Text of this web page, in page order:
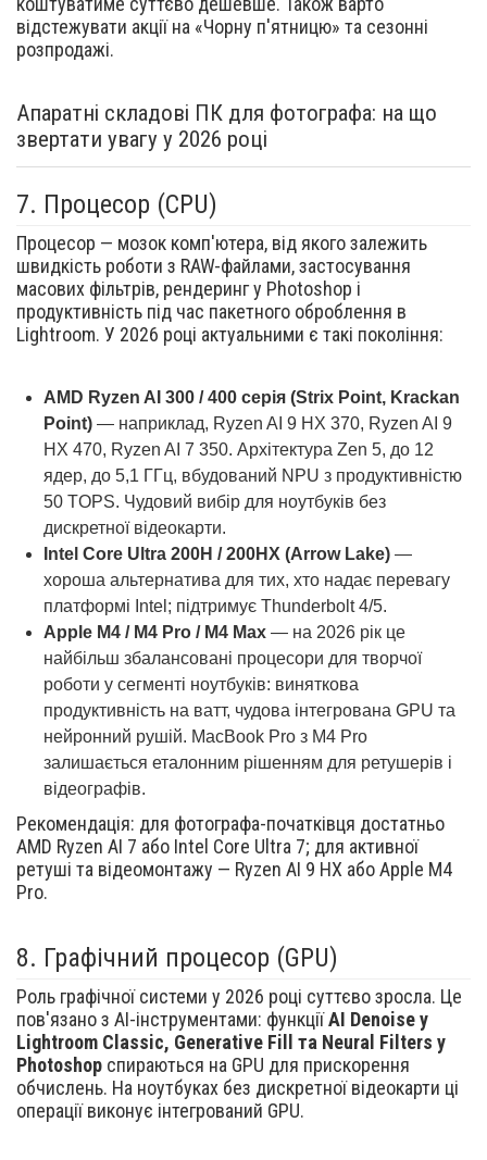
відстежувати акції на «Чорну п'ятницю» та сезонні
розпродажі.
Апаратні складові ПК для фотографа: на що
звертати увагу у 2026 році
7. Процесор (CPU)
Процесор — мозок комп'ютера, від якого залежить
швидкість роботи з RAW-файлами, застосування
масових фільтрів, рендеринг у Photoshop і
продуктивність під час пакетного оброблення в
Lightroom. У 2026 році актуальними є такі покоління:
AMD Ryzen AI 300 / 400 серія (Strix Point, Krackan
Point) — наприклад, Ryzen AI 9 HX 370, Ryzen AI 9
HX 470, Ryzen AI 7 350. Архітектура Zen 5, до 12
ядер, до 5,1 ГГц, вбудований NPU з продуктивністю
50 TOPS. Чудовий вибір для ноутбуків без
дискретної відеокарти.
Intel Core Ultra 200H / 200HX (Arrow Lake) —
хороша альтернатива для тих, хто надає перевагу
платформі Intel; підтримує Thunderbolt 4/5.
Apple M4 / M4 Pro / M4 Max — на 2026 рік це
найбільш збалансовані процесори для творчої
роботи у сегменті ноутбуків: виняткова
продуктивність на ватт, чудова інтегрована GPU та
нейронний рушій. MacBook Pro з M4 Pro
залишається еталонним рішенням для ретушерів і
відеографів.
Рекомендація: для фотографа-початківця достатньо
AMD Ryzen AI 7 або Intel Core Ultra 7; для активної
ретуші та відеомонтажу — Ryzen AI 9 HX або Apple M4
Pro.
8. Графічний процесор (GPU)
Роль графічної системи у 2026 році суттєво зросла. Це
пов'язано з AI-інструментами: функціїAI Denoise у
Lightroom Classic, Generative Fill та Neural Filters у
Photoshop спираються на GPU для прискорення
обчислень. На ноутбуках без дискретної відеокарти ці
операції виконує інтегрований GPU.